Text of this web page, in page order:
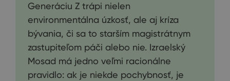
Generáciu Z trápi nielen
environmentálna úzkosť, ale aj kríza
bývania, či sa to starším magistrátnym
zastupiteľom páči alebo nie. Izraelský
Mosad má jedno veľmi racionálne
pravidlo: ak je niekde pochybnosť, je